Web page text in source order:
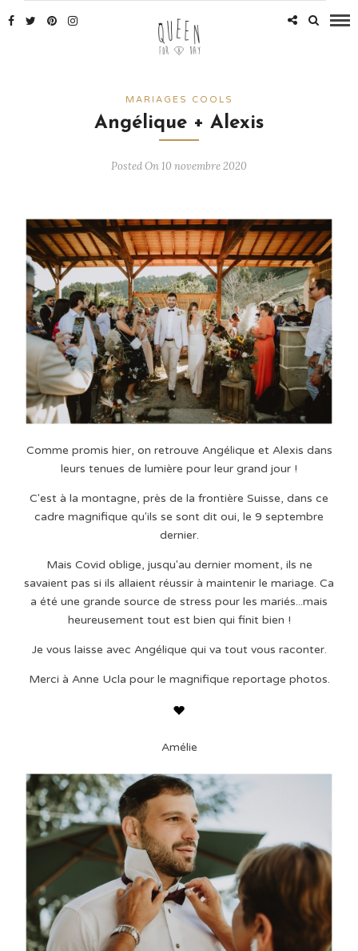
MARIAGES COOLS
Angélique + Alexis
Posted On 10 novembre 2020
Comme promis hier, on retrouve Angélique et Alexis dans
leurs tenues de lumière pour leur grand jour !
C'est à la montagne, près de la frontière Suisse, dans ce
cadre magnifique qu'ils se sont dit oui, le 9 septembre
dernier.
Mais Covid oblige, jusqu'au dernier moment, ils ne
savaient pas si ils allaient réussir à maintenir le mariage. Ca
a été une grande source de stress pour les mariés...mais
heureusement tout est bien qui finit bien !
Je vous laisse avec Angélique qui va tout vous raconter.
Merci à Anne Ucla pour le magnifique reportage photos.
Amélie